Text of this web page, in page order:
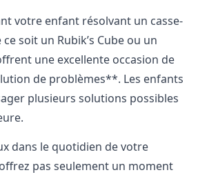
votre enfant résolvant un casse-
soit un Rubik’s Cube ou un
une excellente occasion de
de problèmes**. Les enfants
plusieurs solutions possibles
dans le quotidien de votre
pas seulement un moment